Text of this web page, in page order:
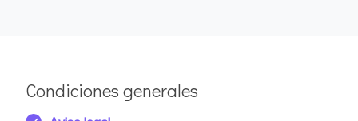
Condiciones generales